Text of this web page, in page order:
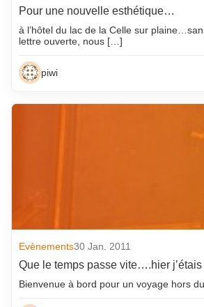
Pour une nouvelle esthétique…
à l’hôtel du lac de la Celle sur
lettre ouverte, nous […]
piwi
Evènements30 Jan. 2011
Que le temps passe vite….hier
Bienvenue à bord pour un voyage hors